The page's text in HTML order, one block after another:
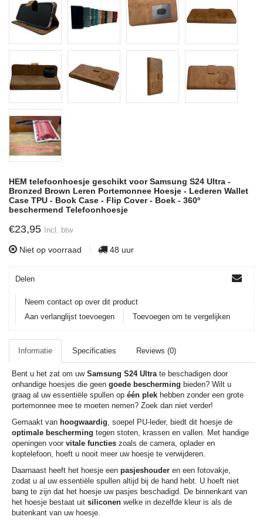
HEM telefoonhoesje geschikt voor Samsung S24 Ultra -
Bronzed Brown Leren Portemonnee Hoesje - Lederen Wallet
Case TPU - Book Case - Flip Cover - Boek - 360º
beschermend Telefoonhoesje
€23,95 Incl. btw
Niet op voorraad 48 uur
Delen
Neem contact op over dit product
Aan verlanglijst toevoegen
Toevoegen om te vergelijken
Informatie Specificaties Reviews (0)
Bent u het zat om uw Samsung S24 Ultrate beschadigen door
onhandige hoesjes die geen goede bescherming bieden? Wilt u
graag al uw essentiële spullen op één plek hebben zonder een grote
portemonnee mee te moeten nemen? Zoek dan niet verder!
Gemaakt van hoogwaardig, soepel PU-leder, biedt dit hoesje de
optimale bescherming tegen stoten, krassen en vallen. Met handige
openingen voor vitale functies zoals de camera, oplader en
koptelefoon, hoeft u nooit meer uw hoesje te verwijderen.
Daarnaast heeft het hoesje een pasjeshouder en een fotovakje,
zodat u al uw essentiële spullen altijd bij de hand hebt. U hoeft niet
bang te zijn dat het hoesje uw pasjes beschadigd. De binnenkant van
het hoesje bestaat uit siliconen welke in dezelfde kleur is als de
buitenkant van uw hoesje.